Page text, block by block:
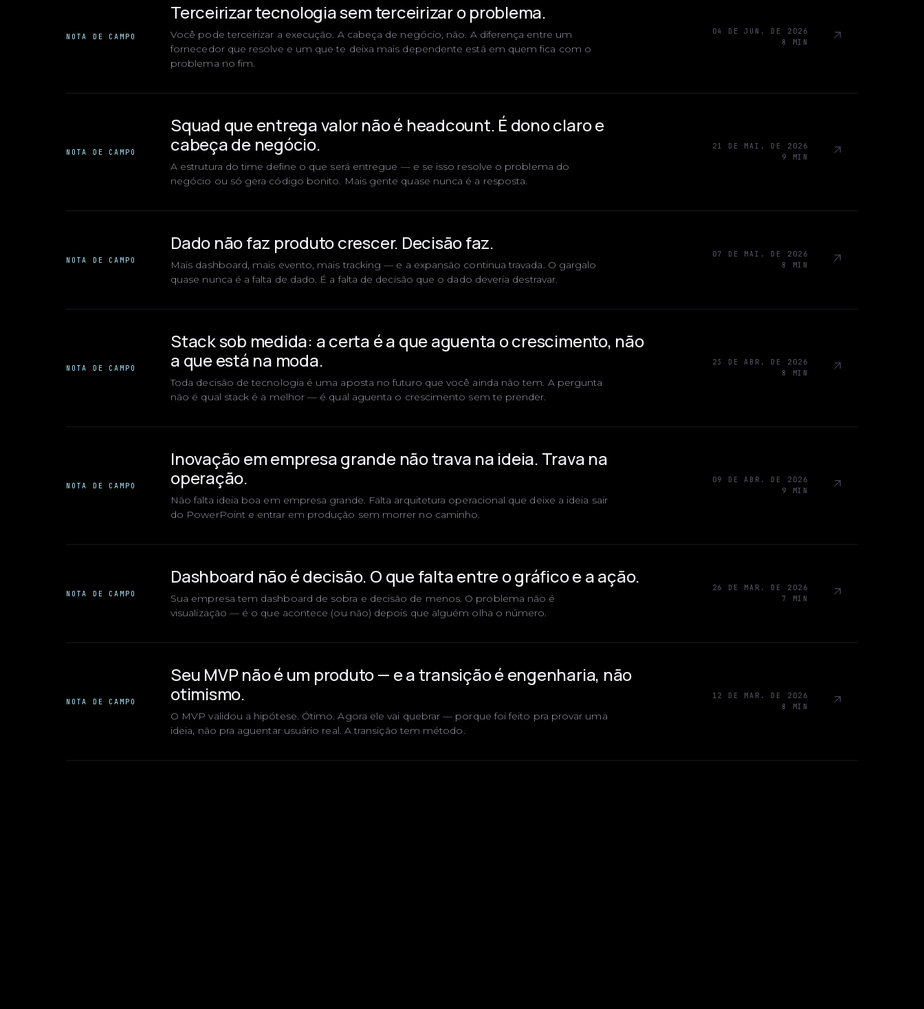
NOTA DE CAMPO
Terceirizar tecnologia sem terceirizar o problema.
Você pode terceirizar a execução. A cabeça de negócio, não. A diferença entre um
fornecedor que resolve e um que te deixa mais dependente está em quem fica com o
problema no fim.
04 DE JUN. DE 2026
8 MIN
NOTA DE CAMPO
Squad que entrega valor não é headcount. É dono claro e
cabeça de negócio.
A estrutura do time define o que será entregue — e se isso resolve o problema do
negócio ou só gera código bonito. Mais gente quase nunca é a resposta.
21 DE MAI. DE 2026
9 MIN
NOTA DE CAMPO
Dado não faz produto crescer. Decisão faz.
Mais dashboard, mais evento, mais tracking — e a expansão continua travada. O gargalo
quase nunca é a falta de dado. É a falta de decisão que o dado deveria destravar.
07 DE MAI. DE 2026
8 MIN
NOTA DE CAMPO
Stack sob medida: a certa é a que aguenta o crescimento, não
a que está na moda.
Toda decisão de tecnologia é uma aposta no futuro que você ainda não tem. A pergunta
não é qual stack é a melhor — é qual aguenta o crescimento sem te prender.
23 DE ABR. DE 2026
8 MIN
NOTA DE CAMPO
Inovação em empresa grande não trava na ideia. Trava na
operação.
Não falta ideia boa em empresa grande. Falta arquitetura operacional que deixe a ideia sair
do PowerPoint e entrar em produção sem morrer no caminho.
09 DE ABR. DE 2026
9 MIN
NOTA DE CAMPO
Dashboard não é decisão. O que falta entre o gráfico e a ação.
Sua empresa tem dashboard de sobra e decisão de menos. O problema não é
visualização — é o que acontece (ou não) depois que alguém olha o número.
26 DE MAR. DE 2026
7 MIN
NOTA DE CAMPO
Seu MVP não é um produto — e a transição é engenharia, não
otimismo.
O MVP validou a hipótese. Ótimo. Agora ele vai quebrar — porque foi feito pra provar uma
ideia, não pra aguentar usuário real. A transição tem método.
12 DE MAR. DE 2026
8 MIN